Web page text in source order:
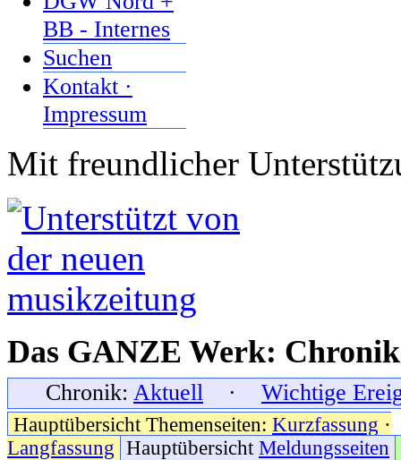
BB - Internes
Suchen
Kontakt ·
Impressum
Mit freundlicher
Das GANZE Werk:
Chronik: Aktuell · Wichtige
Hauptübersicht Themenseiten: Kurzfassung ·
Langfassung Hauptübersicht Meldungsseiten